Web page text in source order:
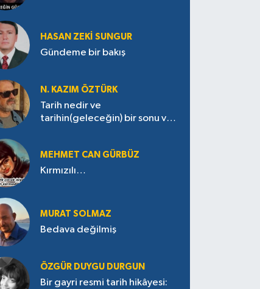
HASAN ZEKI SUNGUR
Gündeme bir bakış
N. KAZIM ÖZTÜRK
Tarih nedir ve
tarihin(geleceğin) bir sonu var
MEHMET CAN GÜRBÜZ
Kırmızılı…
MURAT SOLMAZ
Bedava değilmiş
ÖZGÜR DUYGU DURGUN
Bir gayri resmi tarih hikâyesi: